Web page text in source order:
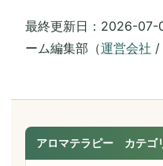
最終更新日：2026-
ーム編集部（運営会社 /
アロマテラピー カテゴ